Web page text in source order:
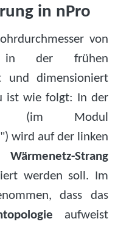
in nPro
von
in der frühen
und dimensioniert
ist wie folgt: In der
(im Modul
wird auf der linken
Wärmenetz-Strang
werden soll. Im
dass das
aufweist